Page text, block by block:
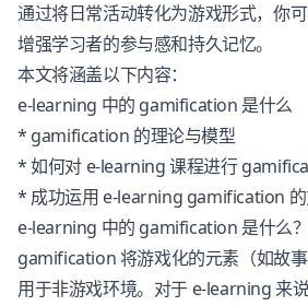
通过将日常活动转化为游戏形式，你
增强学习者的参与感和持久记忆。
本文将涵盖以下内容：
e-learning 中的 gamification 是什么
* gamification 的理论与模型
* 如何对 e-learning 课程进行
* 成功运用 e-learning gamification
e-learning 中的 gamification 是什么？
gamification 将游戏化的元素（如故
用于非游戏环境。对于 e-learning 来